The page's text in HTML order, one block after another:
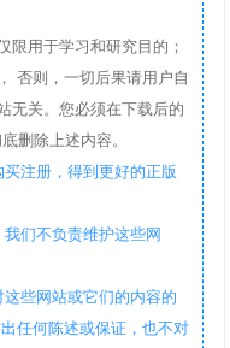
限用于学习和研究目的；
否则，一切后果请用户自
无关。您必须在下载后的
删除上述内容。
注册，得到更好的正版
们不负责维护这些网
些网站或它们的内容的
任何陈述或保证，也不对